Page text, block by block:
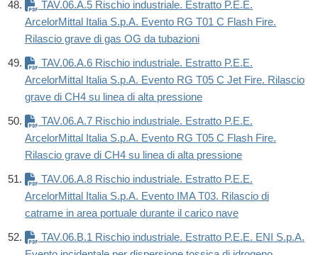
TAV.06.A.5 Rischio industriale. Estratto P.E.E.
ArcelorMittal Italia S.p.A. Evento RG T01 C Flash Fire.
Rilascio grave di gas OG da tubazioni
TAV.06.A.6 Rischio industriale. Estratto P.E.E.
ArcelorMittal Italia S.p.A. Evento RG T05 C Jet Fire. Rilascio
grave di CH4 su linea di alta pressione
TAV.06.A.7 Rischio industriale. Estratto P.E.E.
ArcelorMittal Italia S.p.A. Evento RG T05 C Flash Fire.
Rilascio grave di CH4 su linea di alta pressione
TAV.06.A.8 Rischio industriale. Estratto P.E.E.
ArcelorMittal Italia S.p.A. Evento IMA T03. Rilascio di
catrame in area portuale durante il carico nave
TAV.06.B.1 Rischio industriale. Estratto P.E.E. ENI S.p.A.